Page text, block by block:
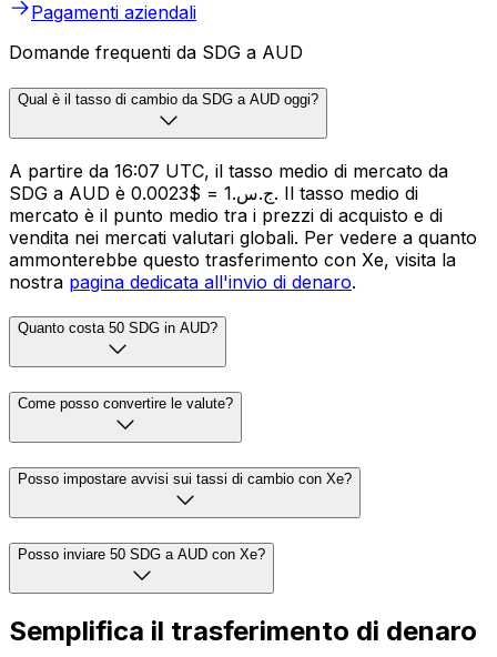
Pagamenti aziendali
Domande frequenti da SDG a AUD
Qual è il tasso di cambio da SDG a AUD oggi?
A partire da 16:07 UTC, il tasso medio di mercato da
SDG a AUD è ج.س.1 = $0.0023. Il tasso medio di
mercato è il punto medio tra i prezzi di acquisto e di
vendita nei mercati valutari globali. Per vedere a quanto
ammonterebbe questo trasferimento con Xe, visita la
nostra pagina dedicata all'invio di denaro.
Quanto costa 50 SDG in AUD?
Come posso convertire le valute?
Posso impostare avvisi sui tassi di cambio con Xe?
Posso inviare 50 SDG a AUD con Xe?
Semplifica il trasferimento di denaro